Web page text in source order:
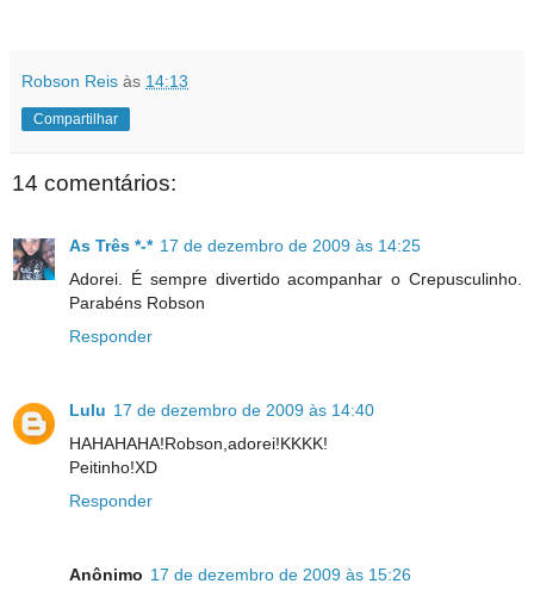
Robson Reis às 14:13
Compartilhar
14 comentários:
As Três *-* 17 de dezembro de 2009 às 14:25
Adorei. É sempre divertido acompanhar o Crepusculinho.
Parabéns Robson
Responder
Lulu 17 de dezembro de 2009 às 14:40
HAHAHAHA!Robson,adorei!KKKK!
Peitinho!XD
Responder
Anônimo 17 de dezembro de 2009 às 15:26